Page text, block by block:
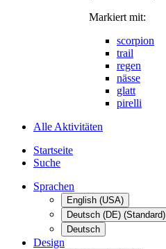
Markiert mit:
scorpion
trail
regen
nässe
glatt
pirelli
Alle Aktivitäten
Startseite
Suche
Sprachen
English (USA)
Deutsch (DE) (Standard)
Deutsch
Design